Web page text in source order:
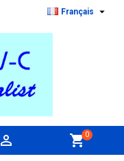
Français 
 shopping_cart0